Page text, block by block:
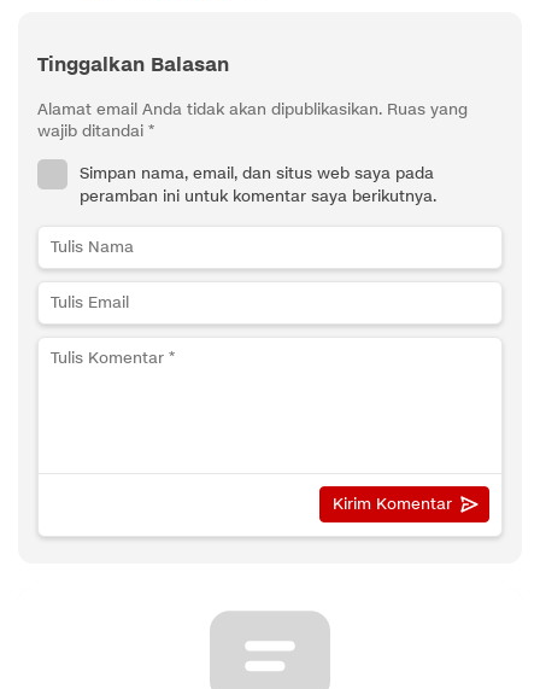
Tinggalkan Balasan
Alamat email Anda tidak akan dipublikasikan. Ruas yang
wajib ditandai *
Simpan nama, email, dan situs web saya pada
peramban ini untuk komentar saya berikutnya.